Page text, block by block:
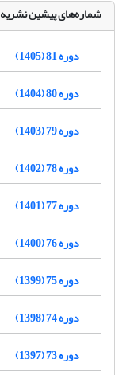
شماره‌های پیشین نشریه
دوره 81 (1405)
دوره 80 (1404)
دوره 79 (1403)
دوره 78 (1402)
دوره 77 (1401)
دوره 76 (1400)
دوره 75 (1399)
دوره 74 (1398)
دوره 73 (1397)